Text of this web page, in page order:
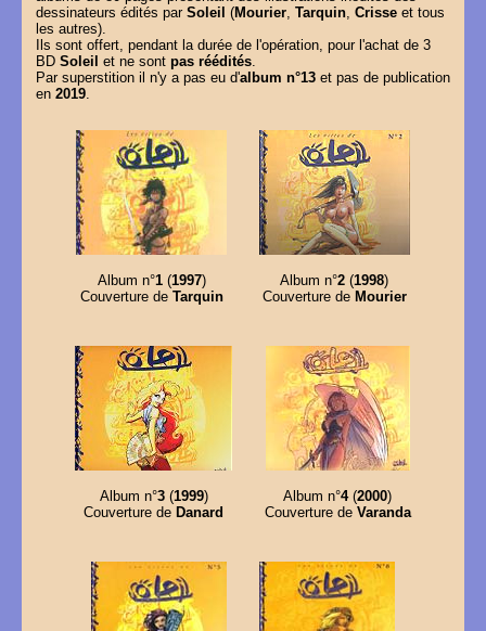
dessinateurs édités par Soleil (Mourier, Tarquin, Crisseet tous
les autres).
Ils sont offert, pendant la durée de l'opération, pour l'achat de 3
BD Soleil et ne sont pas réédités.
Par superstition il n'y a pas eu d'album n°13et pas de publication
en 2019.
Album n°1(1997)
Couverture de Tarquin
Album n°2 (1998)
Couverture de Mourier
Album n°3(1999)
Couverture de Danard
Album n°4(2000)
Couverture de Varanda